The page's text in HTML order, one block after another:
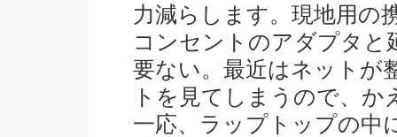
力減らします。現地用の
コンセントのアダプタと
要ない。最近はネットが
トを見てしまうので、
一応、ラップトップの中